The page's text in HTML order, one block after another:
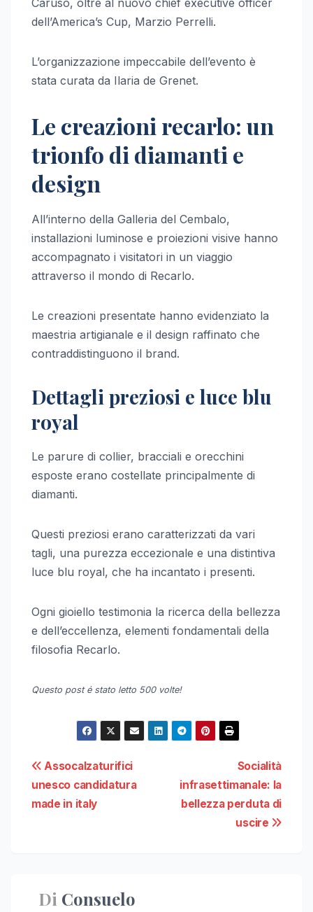
dell’America’s Cup, Marzio Perrelli.
L’organizzazione impeccabile dell’evento è
stata curata da Ilaria de Grenet.
Le creazioni recarlo: un
trionfo di diamanti e
design
All’interno della Galleria del Cembalo,
installazioni luminose e proiezioni visive hanno
accompagnato i visitatori in un viaggio
attraverso il mondo di Recarlo.
Le creazioni presentate hanno evidenziato la
maestria artigianale e il design raffinato che
contraddistinguono il brand.
Dettagli preziosi e luce blu
royal
Le parure di collier, bracciali e orecchini
esposte erano costellate principalmente di
diamanti.
Questi preziosi erano caratterizzati da vari
tagli, una purezza eccezionale e una distintiva
luce blu royal, che ha incantato i presenti.
Ogni gioiello testimonia la ricerca della bellezza
e dell’eccellenza, elementi fondamentali della
filosofia Recarlo.
Questo post é stato letto 500 volte!
Navigazione
articoli
Socialità
infrasettimanale: la
bellezza perduta di
uscire
Assocalzaturifici
unesco candidatura
made in italy
Di Consuelo